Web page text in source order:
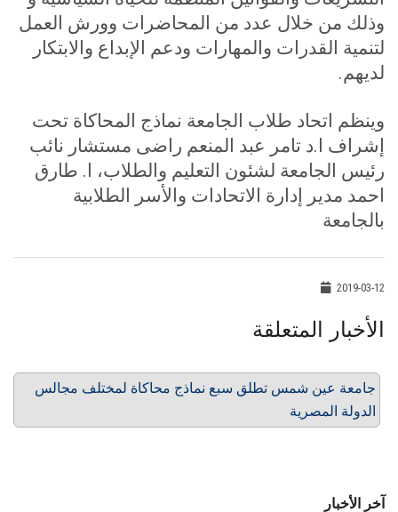
وذلك من خلال عدد من المحاضرات وورش العمل
لتنمية القدرات والمهارات ودعم الإبداع والابتكار
لديهم.
وينظم اتحاد طلاب الجامعة نماذج المحاكاة تحت
إشراف ا.د تامر عبد المنعم راضى مستشار نائب
رئيس الجامعة لشئون التعليم والطلاب، ا. طارق
احمد مدير إدارة الاتحادات والأسر الطلابية
بالجامعة
2019-03-12
الأخبار المتعلقة
جامعة عين شمس تطلق سبع نماذج محاكاة لمختلف مجالس
الدولة المصرية
آخر الأخبار